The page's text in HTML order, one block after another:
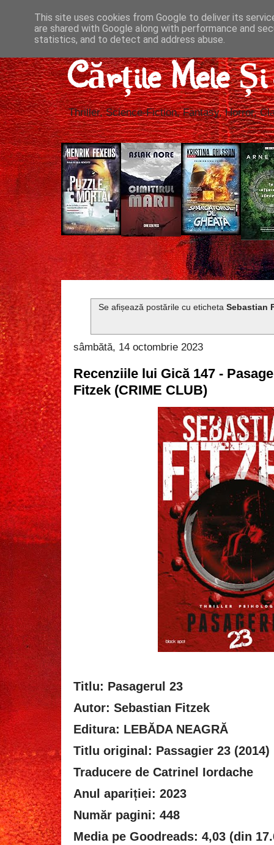
Cărțile Mele
Thriller, Science-Fiction, Fantasy, Horror,
Se afișează postările cu etichetaSebastian
sâmbătă, 14 octombrie 2023
Recenziile lui Gică 147 -
Fitzek (CRIME CLUB)
Titlu: Pasagerul 23
Autor: Sebastian Fitzek
Editura: LEBĂDA NEAGRĂ
Titlu original: Passagier 23 (2014)
Traducere de Catrinel Iordache
Anul apariției: 2023
Număr pagini: 448
Media pe Goodreads: 4,03 (din
This site uses cookies from Google to deliver its
are shared with Google along with performance and
statistics, and to detect and address abuse.